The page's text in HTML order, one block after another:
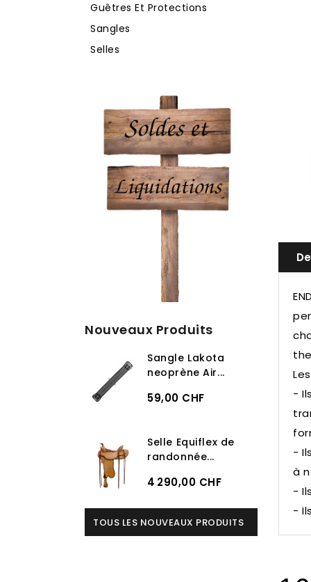
Guêtres Et Protections
Sangles
Selles
Nouveaux Produits
Sangle Lakota
neoprène Air...
59,00 CHF
Selle Equiflex de
randonnée...
4 290,00 CHF
TOUS LES NOUVEAUX PRODUITS
-
-
à
-
-